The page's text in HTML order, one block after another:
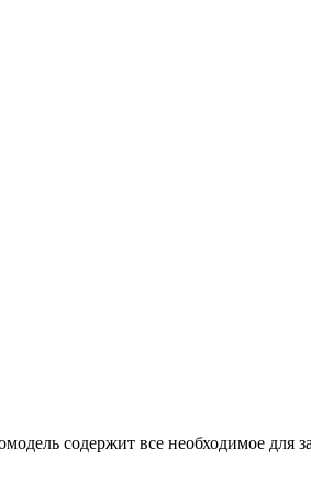
содержит все необходимое для